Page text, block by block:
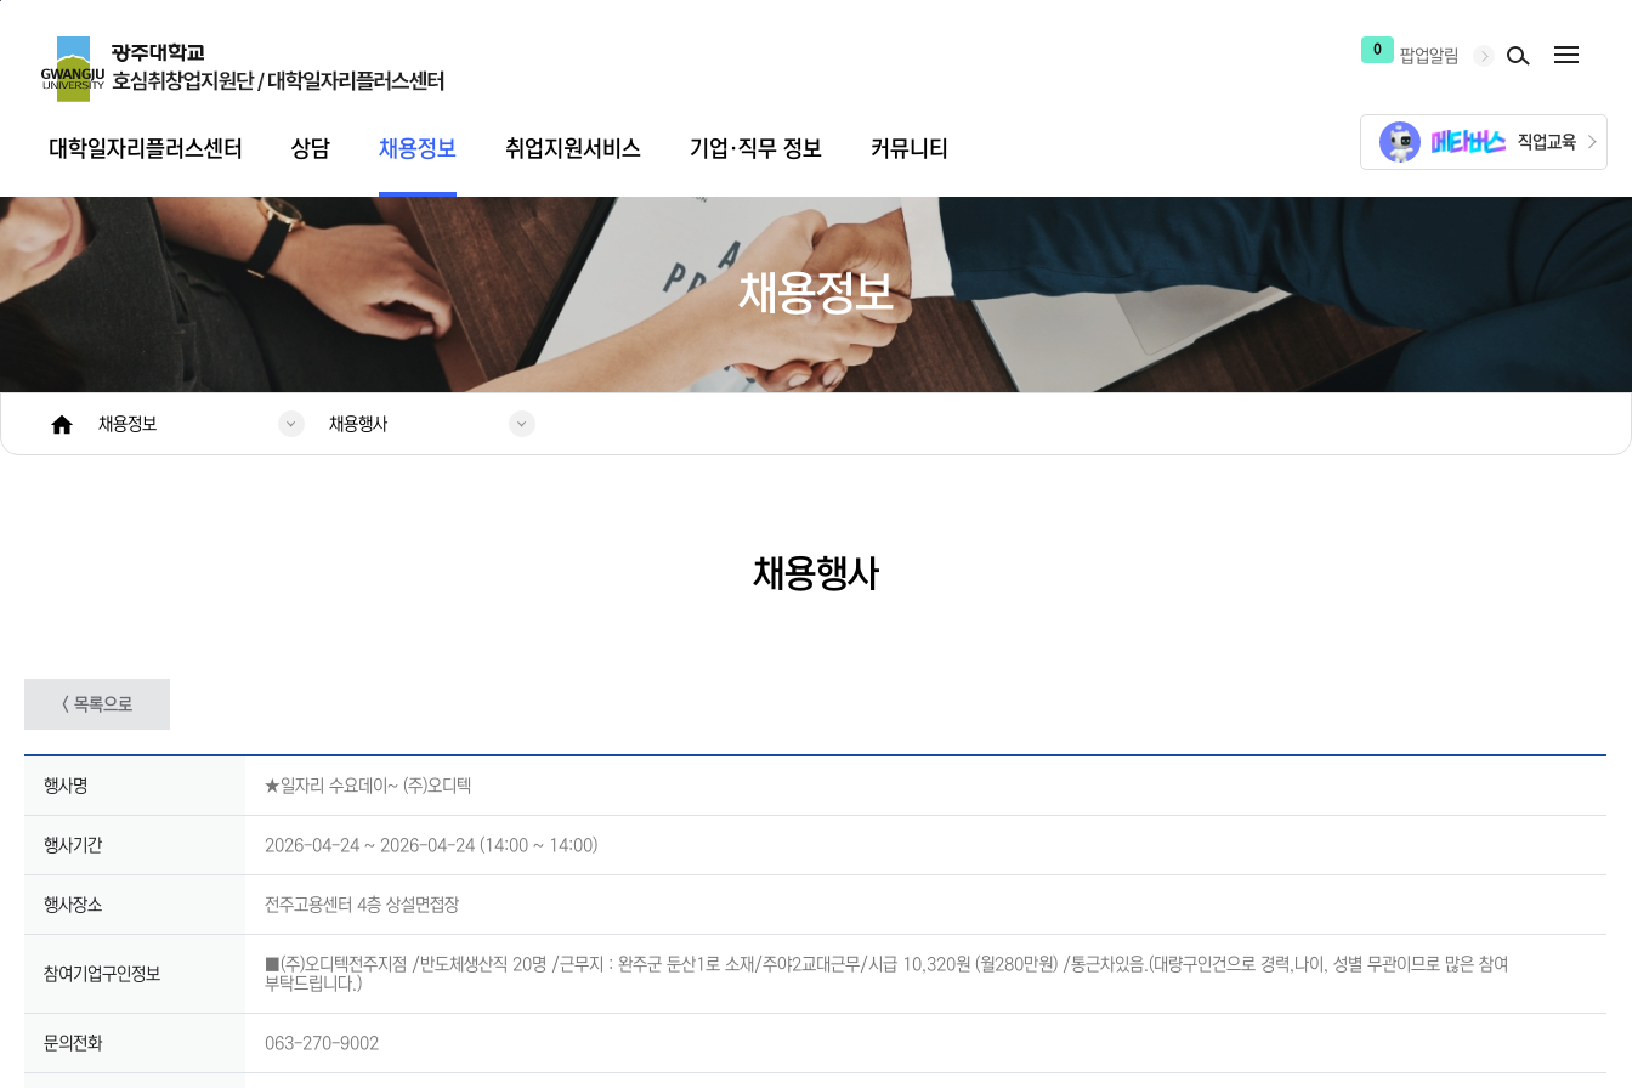
0 팝업알림
대학일자리플러스센터 상담 채용정보 취업지원서비스 기업·직무 정보 커뮤니티 직업교육
채용정보
채용정보 채용행사
채용행사
< 목록으로
행사명 ★일자리 수요데이~ (주)오디텍
행사기간 2026-04-24 ~ 2026-04-24 (14:00 ~ 14:00)
행사장소 전주고용센터 4층 상설면접장
참여기업구인정보
■(주)오디텍전주지점 /반도체생산직 20명 /근무지 : 완주군 둔산1로 소재/주야2교대근무/시급 10,320원 (월280만원) /통근차있음.(대량구인건으로 경력,나이, 성별 무관이므로 많은 참여
부탁드립니다.)
문의전화 063-270-9002